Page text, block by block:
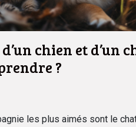
chien et d’un
?
les plus aimés sont le